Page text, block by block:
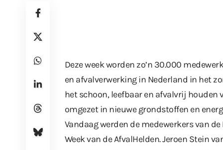
Deze week worden zo’n 30.000
en afvalverwerking in Nederland in het
het schoon, leefbaar en afvalvrij houden
omgezet in nieuwe grondstoffen en
Vandaag werden de medewerkers van
Week van de AfvalHelden. Jeroen Stein